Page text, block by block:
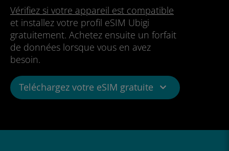
Vérifiez si votre appareil est compatible
et installez votre profil eSIM Ubigi
gratuitement. Achetez ensuite un forfait
de données lorsque vous en avez
besoin.
Teléchargez votre eSIM gratuite
iPadOS